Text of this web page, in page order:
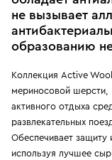
не вызывает
образованию
Коллекция Active
мериносовой шерсти,
активного отдыха
развлекательных
Обеспечивает защиту
используя лучшее